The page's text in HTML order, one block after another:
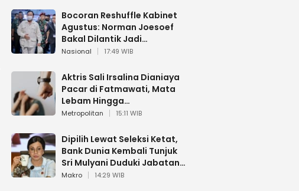
Bocoran Reshuffle Kabinet
Agustus: Norman Joesoef
Bakal Dilantik Jadi
Wamenhan RI
Nasional 17:49 WIB
Aktris Sali Irsalina Dianiaya
Pacar di Fatmawati, Mata
Lebam Hingga
Diselamatkan Polantas
Metropolitan 15:11 WIB
Dipilih Lewat Seleksi Ketat,
Bank Dunia Kembali Tunjuk
Sri Mulyani Duduki Jabatan
Strategis
Makro 14:29 WIB